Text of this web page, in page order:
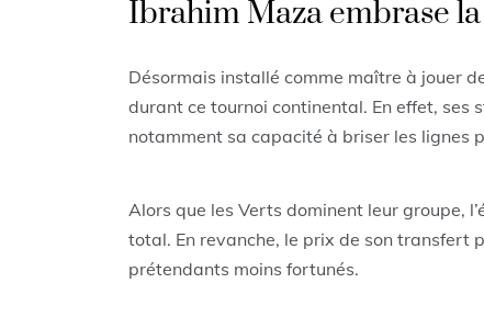
Ibrahim Maza embrase
Désormais installé comme maître à jouer
durant ce tournoi continental. En effet,
notamment sa capacité à briser les lignes
Alors que les Verts dominent leur groupe,
total. En revanche, le prix de son transfert
prétendants moins fortunés.